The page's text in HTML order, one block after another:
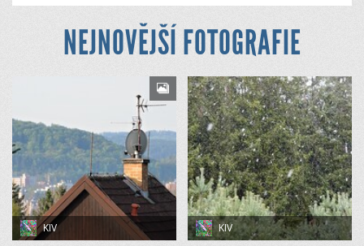
NEJNOVĚJŠÍ FOTOGRAFIE
KIV KIV